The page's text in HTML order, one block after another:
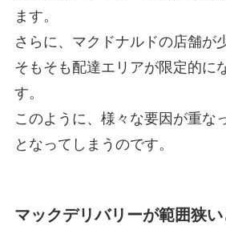
ます。
さらに、マクドナルドの店舗が
そもそも配達エリアが限定的に
す。
このように、様々な要因が重な
となってしまうのです。
マックデリバリーが範囲狭